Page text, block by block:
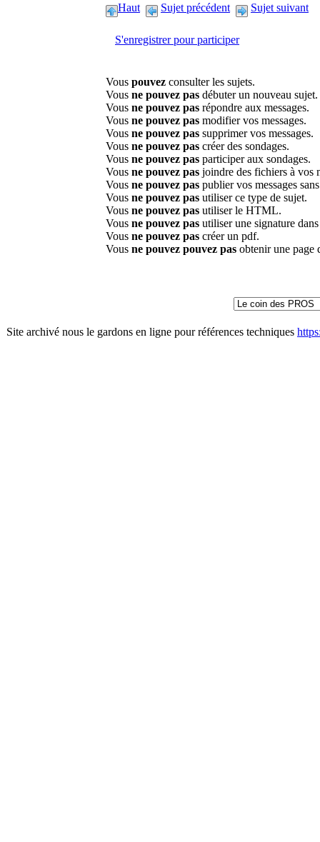
Haut Sujet précédent Sujet suivant
S'enregistrer pour participer
Vous pouvez consulter les sujets.
Vous ne pouvez pas débuter un nouveau sujet.
Vous ne pouvez pas répondre aux messages.
Vous ne pouvez pas modifier vos messages.
Vous ne pouvez pas supprimer vos messages.
Vous ne pouvez pas créer des sondages.
Vous ne pouvez pas participer aux sondages.
Vous ne pouvez pas joindre des fichiers à vos
Vous ne pouvez pas publier vos messages
Vous ne pouvez pas utiliser ce type de sujet.
Vous ne pouvez pas utiliser le HTML.
Vous ne pouvez pas utiliser une signature
Vous ne pouvez pas créer un pdf.
Vous ne pouvez pouvez pas obtenir une page
Site archivé nous le gardons en ligne pour références techniques